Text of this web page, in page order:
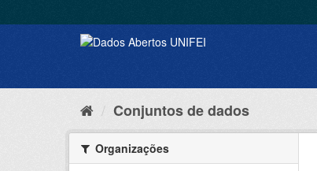
Conjuntos de dados
Organizações